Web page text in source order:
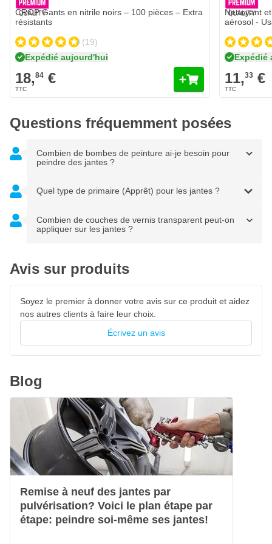
CROP Gants en nitrile noirs – 100 pièces – Extra
résistants
(19)
Expédié aujourd'hui
18,84 €
Nettoyant
aérosol -
Expédié
11,33 €
Questions fréquemment posées
Combien de bombes de peinture ai-je besoin pour
peindre des jantes ?
Quel type de primaire (Apprêt) pour les jantes ?
Combien de couches de vernis transparent peut-on
appliquer sur les jantes ?
Avis sur produits
Soyez le premier à donner votre avis sur ce produit et aidez
nos autres clients à faire leur choix.
Écrivez un avis
Blog
Remise à neuf des jantes par
pulvérisation? Voici le plan étape par
étape: peindre soi-même ses jantes!